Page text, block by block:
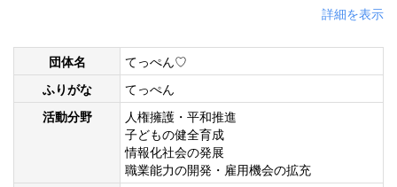
詳細を表示
団体名
てっぺん♡
ふりがな
てっぺん
活動分野
人権擁護・平和推進
子どもの健全育成
情報化社会の発展
職業能力の開発・雇用機会の拡充